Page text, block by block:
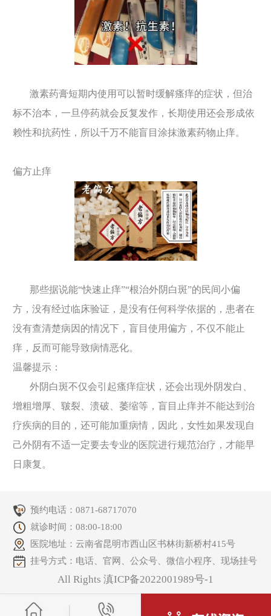
激素药膏短期内使用可以暂时缓解瘙痒的症状，但治
标不治本，一旦停药就会反复发作，长期使用还会形成依
赖性和抗药性，所以千万不能盲目涂抹激素药物止痒。
偏方止痒
那些据说能“快速止痒”“根治外阴白斑”的民间小偏
方，没有经过临床验证，是没有任何科学依据的，患者在
没有查清楚病因的情况下，盲目使用偏方，不仅不能止
痒，反而可能导致病情恶化。
温馨提示：
外阴白斑不仅会引起瘙痒症状，还会出现外阴发白、
增粗增厚、皲裂、溃破、萎缩等，盲目止痒并不能达到治
疗疾病的目的，还可能加重病情，因此，女性如果发现自
己外阴有不适一定要去专业的医院进行规范治疗，才能早
日康复。
预约电话：0871-68717070
就诊时间：08:00-18:00
医院地址：云南省昆明市西山区书林街新桥村415号
挂号方式：电话、官网、公众号、微信小程序、现场挂号
All Rights 滇ICP备2022001989号-1